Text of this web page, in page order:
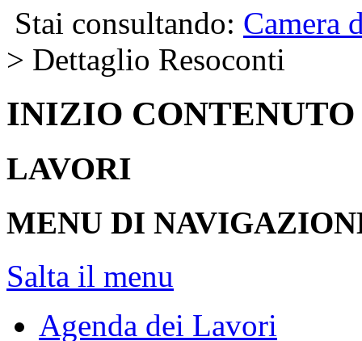
Stai consultando: Camera
> Dettaglio Resoconti
INIZIO CONTENUTO
LAVORI
MENU DI
Salta il menu
Agenda dei Lavori